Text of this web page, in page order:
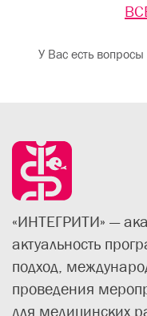
У Вас есть
«ИНТЕГРИТИ» —
актуальность
подход,
проведения
для медицинских